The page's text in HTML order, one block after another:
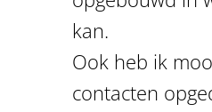
kan.
Ook heb ik
contacten